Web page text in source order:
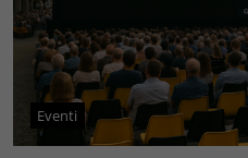
Eventi